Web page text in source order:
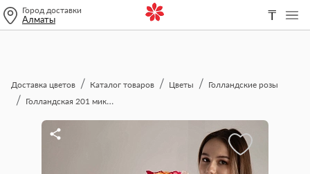
Город доставки
Алматы ₸
Доставка цветов Каталог товаров Цветы
Голландские розы
Голландская 201 микс роза 50 см